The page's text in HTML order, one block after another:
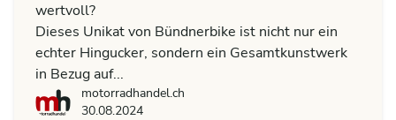
wertvoll?
Dieses Unikat von Bündnerbike ist nicht nur ein
echter Hingucker, sondern ein Gesamtkunstwerk
in Bezug auf...
motorradhandel.ch
motorradhandel.ch
30.08.2024